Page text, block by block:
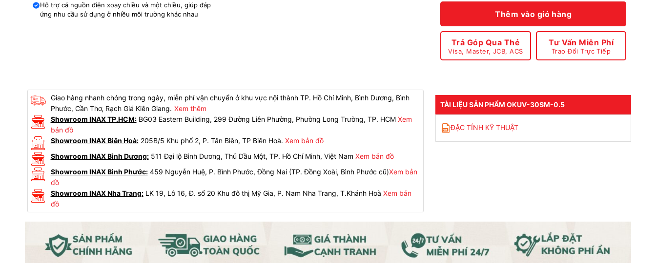
Hỗ trợ cả nguồn điện xoay chiều và một chiều, giúp đáp
ứng nhu cầu sử dụng ở nhiều môi trường khác nhau
Thêm vào giỏ hàng
Trả Góp Qua Thẻ
Visa, Master, JCB, ACS
Tư Vấn Miễn Phí
Trao Đổi Trực Tiếp
Giao hàng nhanh chóng trong ngày, miễn phí vận chuyển ở khu vực nội thành TP. Hồ Chí Minh, Bình Dương, Bình
Phước, Cần Thơ, Rạch Giá Kiên Giang. Xem thêm
Showroom INAX TP.HCM:BG03 Eastern Building, 299 Đường Liên Phường, Phường Long Trường, TP. HCM Xem
bản đồ
Showroom INAX Biên Hoà:205B/5 Khu phố 2, P. Tân Biên, TP Biên Hoà. Xem bản đồ
Showroom INAX Bình Dương:511 Đại lộ Bình Dương, Thủ Dầu Một, TP. Hồ Chí Minh, Việt Nam Xem bản đồ
Showroom INAX Bình Phước:459 Nguyễn Huệ, P. Bình Phước, Đồng Nai (TP. Đồng Xoài, Bình Phước cũ)Xem bản
đồ
Showroom INAX Nha Trang:LK 19, Lô 16, Đ. số 20 Khu đô thị Mỹ Gia, P. Nam Nha Trang, T.Khánh Hoà Xem bản
đồ
TÀI LIỆU SẢN PHẨM OKUV-30SM-0.5
ĐẶC TÍNH KỸ THUẬT